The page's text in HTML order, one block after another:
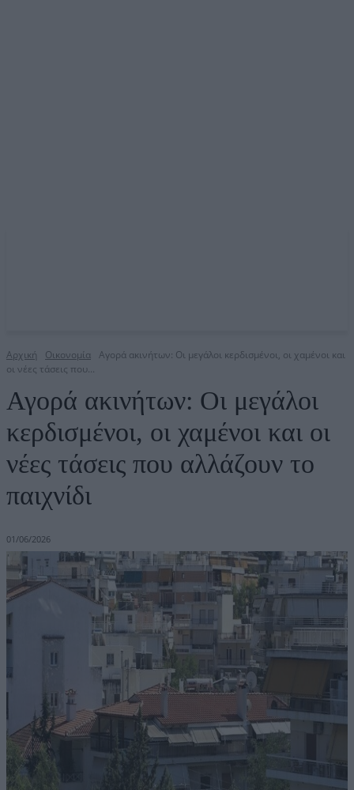
Αρχική Οικονομία Αγορά ακινήτων: Οι μεγάλοι κερδισμένοι, οι χαμένοι και
οι νέες τάσεις που...
Αγορά ακινήτων: Οι μεγάλοι
κερδισμένοι, οι χαμένοι και οι
νέες τάσεις που αλλάζουν το
παιχνίδι
01/06/2026